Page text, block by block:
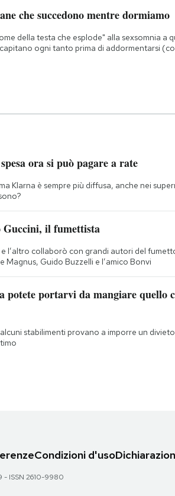
che succedono mentre dormiamo
della testa che esplode" alla sexsomnia a
ogni tanto prima di addormentarsi
ora si può pagare a rate
Klarna è sempre più diffusa, anche nei
Guccini, il fumettista
l’altro collaborò con grandi autori del
Magnus, Guido Buzzelli e l’amico Bonvi
potete portarvi da mangiare quello
stabilimenti provano a imporre un
Condizioni d'uso
- ISSN 2610-9980